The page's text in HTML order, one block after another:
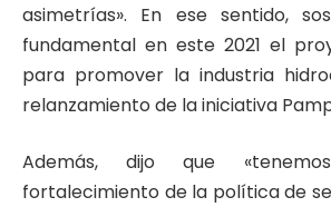
asimetrías». En ese sentido,
fundamental en este 2021 el
para promover la industria
relanzamiento de la iniciativa
Además, dijo que
fortalecimiento de la política de